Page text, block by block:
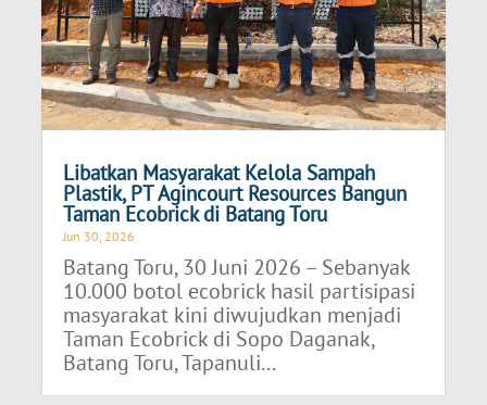
Libatkan Masyarakat Kelola Sampah
Plastik, PT Agincourt Resources Bangun
Taman Ecobrick di Batang Toru
Jun 30, 2026
Batang Toru, 30 Juni 2026 – Sebanyak
10.000 botol ecobrick hasil partisipasi
masyarakat kini diwujudkan menjadi
Taman Ecobrick di Sopo Daganak,
Batang Toru, Tapanuli...